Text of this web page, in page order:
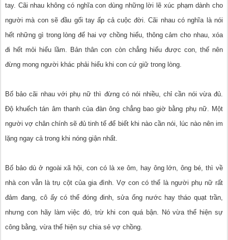
tay. Cãi nhau không có nghĩa con dùng những lời lẽ xúc phạm dành cho
người mà con sẽ đầu gối tay ấp cả cuộc đời. Cãi nhau có nghĩa là nói
hết những gì trong lòng để hai vợ chồng hiểu, thông cảm cho nhau, xóa
đi hết mỏi hiểu lầm. Bản thân con còn chẳng hiểu được con, thế nên
đừng mong người khác phải hiểu khi con cứ giữ trong lòng.
Bố bảo cãi nhau với phụ nữ thì đừng có nói nhiều, chỉ cần nói vừa đủ.
Độ khuếch tán âm thanh của đàn ông chẳng bao giờ bằng phụ nữ. Một
người vợ chân chính sẽ đủ tinh tế để biết khi nào cần nói, lúc nào nên im
lặng ngay cả trong khi nóng giận nhất.
Bố bảo dù ở ngoài xã hội, con có là xe ôm, hay ông lớn, ông bé, thì về
nhà con vẫn là trụ cột của gia đình. Vợ con có thể là người phụ nữ rất
đảm đang, cô ấy có thể đóng đinh, sửa ống nước hay tháo quạt trần,
nhưng con hãy làm việc đó, trừ khi con quá bận. Nó vừa thể hiện sự
công bằng, vừa thể hiện sự chia sẻ vợ chồng.